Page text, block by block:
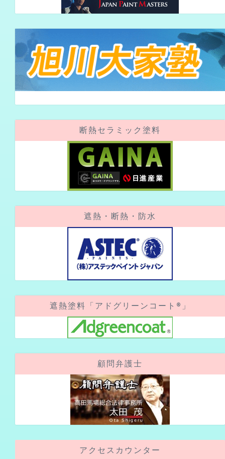
断熱セラミック塗料
遮熱・断熱・防水
遮熱塗料「アドグリーンコート®」
顧問弁護士
アクセスカウンター